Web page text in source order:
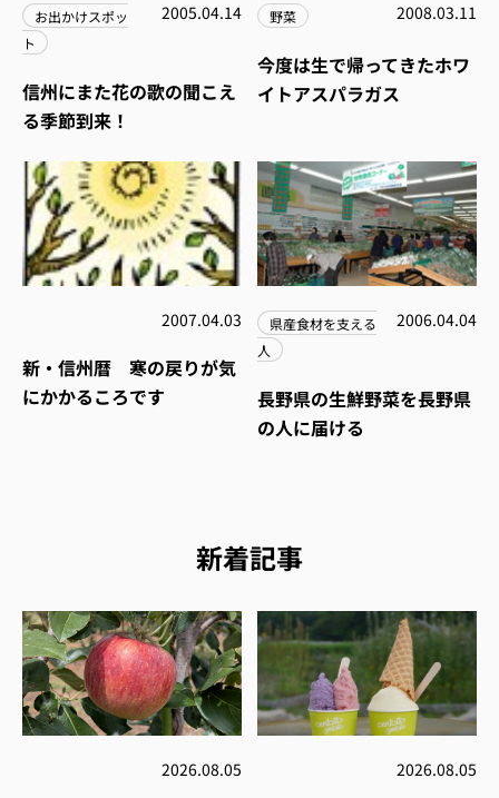
お出かけスポッ
ト
2005.04.14
信州にまた花の歌の聞こえ
る季節到来！
野菜 2008.03.11
今度は生で帰ってきたホワ
イトアスパラガス
2007.04.03
新・信州暦 寒の戻りが気
にかかるころです
県産食材を支える
人
2006.04.04
長野県の生鮮野菜を長野県
の人に届ける
新着記事
2026.08.05 2026.08.05